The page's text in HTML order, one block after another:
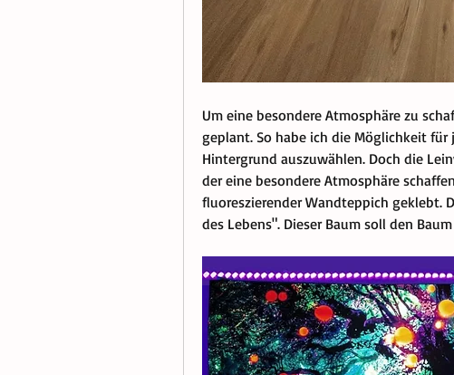
Um eine besondere Atmosphäre zu
geplant. So habe ich die Möglichkeit für
Hintergrund auszuwählen. Doch die
der eine besondere Atmosphäre
fluoreszierender Wandteppich geklebt.
des Lebens". Dieser Baum soll den